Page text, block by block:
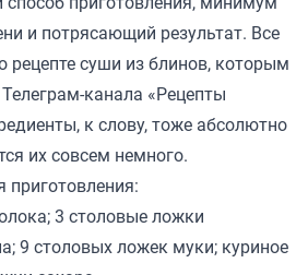
и потрясающий результат. Все
рецепте суши из блинов, которым
канала «Рецепты
к слову, тоже абсолютно
их совсем немного.
приготовления:
3 столовые ложки
9 столовых ложек муки; куриное